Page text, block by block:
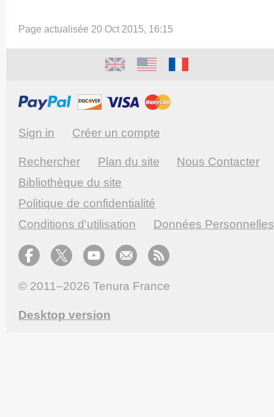
Page actualisée 20 Oct 2015, 16:15
Sign in Créer un compte
Rechercher Plan du site
Nous Contacter
Bibliothèque du site
Politique de confidentialité
Conditions d'utilisation
Données Personnelles
© 2011–2026 Tenura France
Desktop version